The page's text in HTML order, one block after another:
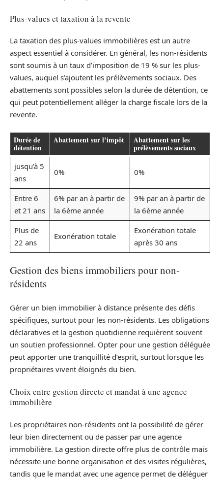
Plus-values et taxation à la revente
La taxation des plus-values immobilières est un autre
aspect essentiel à considérer. En général, les non-résidents
sont soumis à un taux d’imposition de 19 % sur les plus-
values, auquel s’ajoutent les prélèvements sociaux. Des
abattements sont possibles selon la durée de détention, ce
qui peut potentiellement alléger la charge fiscale lors de la
revente.
Durée de
détention
Abattement sur l’impôt Abattement sur les
prélèvements sociaux
jusqu’à 5
ans
0% 0%
Entre 6
et 21 ans
6% par an à partir de
la 6ème année
9% par an à partir de
la 6ème année
Plus de
22 ans
Exonération totale
Exonération totale
après 30 ans
Gestion des biens immobiliers pour non-
résidents
Gérer un bien immobilier à distance présente des défis
spécifiques, surtout pour les non-résidents. Les obligations
déclaratives et la gestion quotidienne requièrent souvent
un soutien professionnel. Opter pour une gestion déléguée
peut apporter une tranquillité d’esprit, surtout lorsque les
propriétaires vivent éloignés du bien.
Choix entre gestion directe et mandat à une agence
immobilière
Les propriétaires non-résidents ont la possibilité de gérer
leur bien directement ou de passer par une agence
immobilière. La gestion directe offre plus de contrôle mais
nécessite une bonne organisation et des visites régulières,
tandis que le mandat avec une agence permet de déléguer